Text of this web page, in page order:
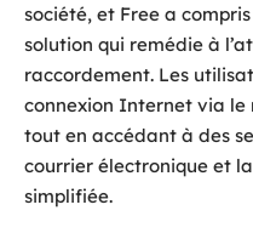
société, et Free a
solution qui remédie à
raccordement. Les
connexion Internet via le
tout en accédant à des
courrier électronique et
simplifiée.